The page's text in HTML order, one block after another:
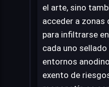
el arte, sino
acceder a zonas
para infiltrarse
cada uno
entornos
exento de